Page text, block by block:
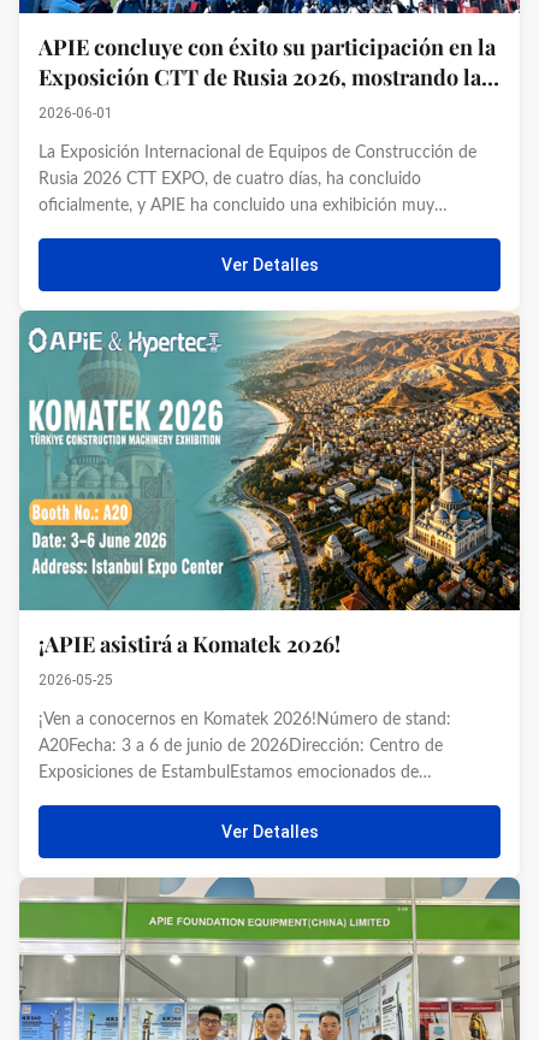
APIE concluye con éxito su participación en la
Exposición CTT de Rusia 2026, mostrando la
fuerza e innovación excepcionales de la marca
2026-06-01
La Exposición Internacional de Equipos de Construcción de
Rusia 2026 CTT EXPO, de cuatro días, ha concluido
oficialmente, y APIE ha concluido una exhibición muy
intercambios técnicos profundos y fomentar valiosas
colaboraciones empresariale...
Ver Detalles
¡APIE asistirá a Komatek 2026!
2026-05-25
¡Ven a conocernos en Komatek 2026!Número de stand:
A20Fecha: 3 a 6 de junio de 2026Dirección: Centro de
Exposiciones de EstambulEstamos emocionados de
Ver Detalles